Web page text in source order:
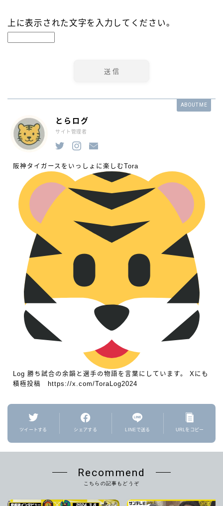
上に表示された文字を入力してください。
ABOUT ME
とらログ
サイト管理者
阪神タイガースをいっしょに楽しむTora
Log 勝ち試合の余韻と選手の物語を言葉にしています。 Xにも
積極投稿 https://x.com/ToraLog2024
ツイートする シェアする LINEで送る URLをコピー
Recommend
こちらの記事もどうぞ